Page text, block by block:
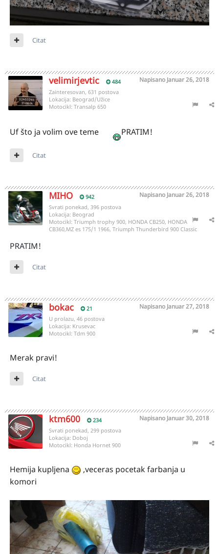
Citat
velimirjevtic 484 Napisano Januar 26, 2018
Zainteresovan, 631 postova
Lokacija: Beograd/Užice
Motocikl: Transalp 650
Uf što ja volim ove teme PRATIM!
Citat
MIHO 942 Napisano Januar 26, 2018
Svrati ponekad, 396 postova
Lokacija: Beograd
Motocikl: Triumph trophy 900, HONDA CB250, HONDA
CB360,MZ es 175/1 1966, Triumph Thunderbird 900 Classic
PRATIM!
Citat
bokac 21 Napisano Januar 27, 2018
U prolazu, 46 postova
Lokacija: Krusevac
Motocikl: Tdm 900
Merak pravi!
Citat
ktm600 234 Napisano Januar 30, 2018
Svrati ponekad, 299 postova
Lokacija: Doboj
Motocikl: Honda Hornet 900
Hemija kupljena
,veceras pocetak farbanja u
komori